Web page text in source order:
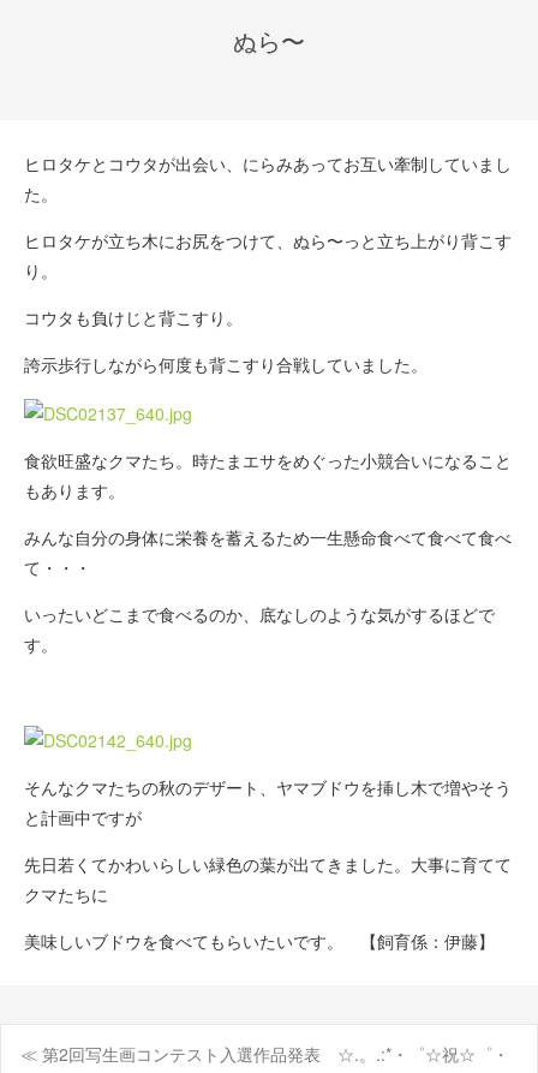
ぬら〜
ヒロタケとコウタが出会い、にらみあってお互い牽制していまし
た。
ヒロタケが立ち木にお尻をつけて、ぬら〜っと立ち上がり背こす
り。
コウタも負けじと背こすり。
誇示歩行しながら何度も背こすり合戦していました。
食欲旺盛なクマたち。時たまエサをめぐった小競合いになること
もあります。
みんな自分の身体に栄養を蓄えるため一生懸命食べて食べて食べ
て・・・
いったいどこまで食べるのか、底なしのような気がするほどで
す。
そんなクマたちの秋のデザート、ヤマブドウを挿し木で増やそう
と計画中ですが
先日若くてかわいらしい緑色の葉が出てきました。大事に育てて
クマたちに
美味しいブドウを食べてもらいたいです。 【飼育係：伊藤】
≪ 第2回写生画コンテスト入選作品発表 ☆.。.:*・゜☆祝☆゜・